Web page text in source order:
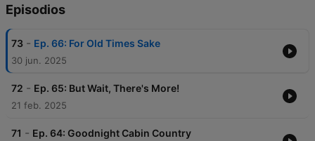
Episodios
73 - Ep. 66: For Old Times Sake
30 jun. 2025
72 - Ep. 65: But Wait, There's More!
21 feb. 2025
71 - Ep. 64: Goodnight Cabin Country